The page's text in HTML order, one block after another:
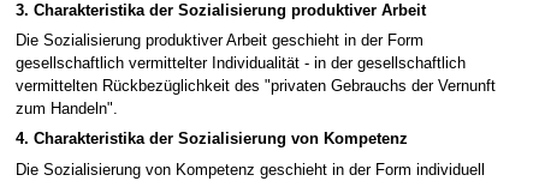
3. Charakteristika der Sozialisierung produktiver Arbeit
Die Sozialisierung produktiver Arbeit geschieht in der Form
gesellschaftlich vermittelter Individualität - in der gesellschaftlich
vermittelten Rückbezüglichkeit des "privaten Gebrauchs der Vernunft
zum Handeln".
4. Charakteristika der Sozialisierung von Kompetenz
Die Sozialisierung von Kompetenz geschieht in der Form individuell